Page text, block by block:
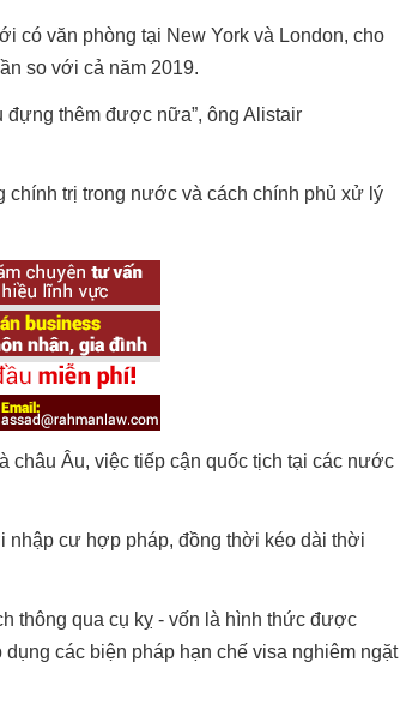
có văn phòng tại New York và London, cho
so với cả năm 2019.
thêm được nữa”, ông Alistair
trị trong nước và cách chính phủ xử lý
châu Âu, việc tiếp cận quốc tịch tại các nước
nhập cư hợp pháp, đồng thời kéo dài thời
thông qua cụ kỵ - vốn là hình thức được
các biện pháp hạn chế visa nghiêm ngặt